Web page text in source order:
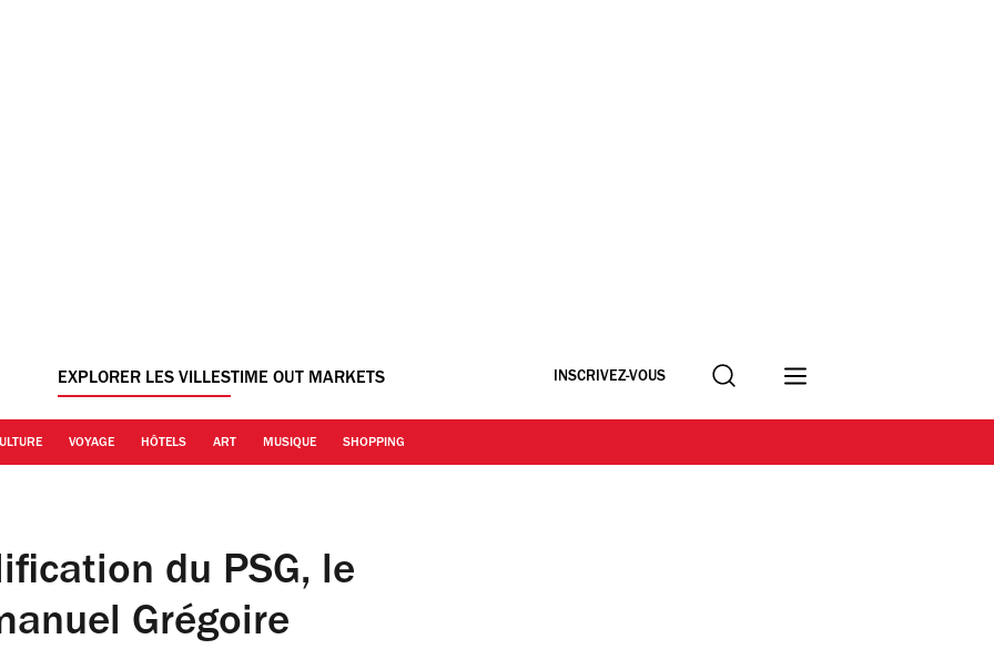
EXPLORER LES VILLESTIME OUT MARKETS INSCRIVEZ-VOUS Recherche
VOYAGE HÔTELS ART MUSIQUE SHOPPING
du PSG, le
Grégoire